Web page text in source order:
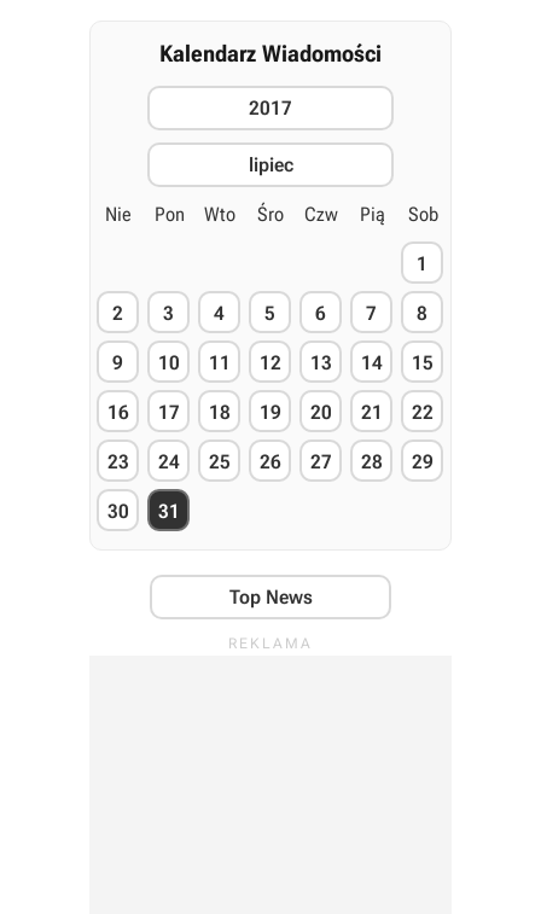
Kalendarz Wiadomości
2017
lipiec
Nie Pon Wto Śro Czw Pią Sob
1
2 3 4 5 6 7 8
9 10 11 12 13 14 15
16 17 18 19 20 21 22
23 24 25 26 27 28 29
30 31
Top News